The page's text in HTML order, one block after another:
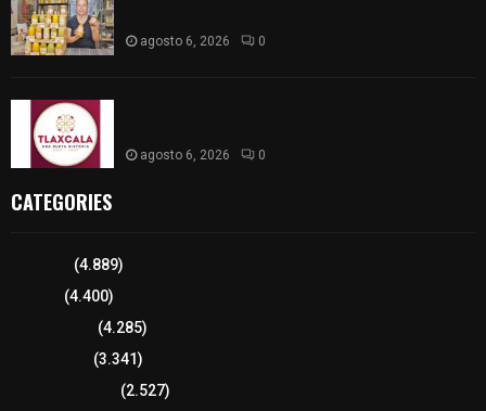
agosto 6, 2026 0
agosto 6, 2026 0
CATEGORIES
(4.889)
(4.400)
(4.285)
(3.341)
(2.527)